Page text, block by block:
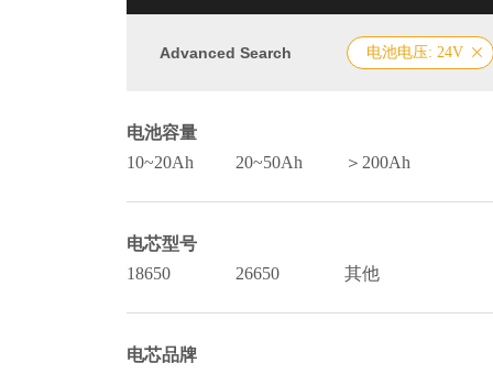
Advanced Search 电池电压: 24V
电池容量
10~20Ah
20~50Ah ＞200Ah
电芯型号
18650
26650 其他
电芯品牌